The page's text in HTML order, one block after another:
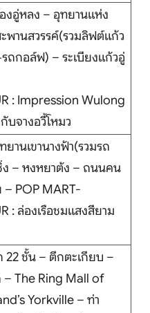
Search
งอู่หลง – อุทยานแห่ง
พานสวรรค์(รวมลิฟต์แก้ว
ถกอล์ฟ) – ระเบียงแก้วอู่
: Impression Wulong
บจางอวี้โหมว
านเขานางฟ้า(รวมรถ
ง – หงหยาต้ง – ถนนคน
– POP MART-
: ล่องเรือชมแสงสียาม
22 ชั้น – ตึกตะเกียบ –
– The Ring Mall of
Yorkville – ท่า